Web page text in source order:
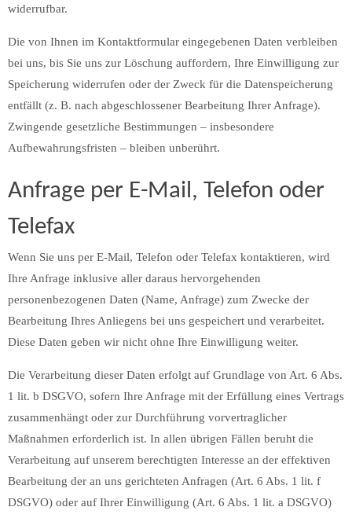
widerrufbar.
Die von Ihnen im Kontaktformular eingegebenen Daten verbleiben
bei uns, bis Sie uns zur Löschung auffordern, Ihre Einwilligung zur
Speicherung widerrufen oder der Zweck für die Datenspeicherung
entfällt (z. B. nach abgeschlossener Bearbeitung Ihrer Anfrage).
Zwingende gesetzliche Bestimmungen – insbesondere
Aufbewahrungsfristen – bleiben unberührt.
Anfrage per E-Mail, Telefon oder
Telefax
Wenn Sie uns per E-Mail, Telefon oder Telefax kontaktieren, wird
Ihre Anfrage inklusive aller daraus hervorgehenden
personenbezogenen Daten (Name, Anfrage) zum Zwecke der
Bearbeitung Ihres Anliegens bei uns gespeichert und verarbeitet.
Diese Daten geben wir nicht ohne Ihre Einwilligung weiter.
Die Verarbeitung dieser Daten erfolgt auf Grundlage von Art. 6 Abs.
1 lit. b DSGVO, sofern Ihre Anfrage mit der Erfüllung eines Vertrags
zusammenhängt oder zur Durchführung vorvertraglicher
Maßnahmen erforderlich ist. In allen übrigen Fällen beruht die
Verarbeitung auf unserem berechtigten Interesse an der effektiven
Bearbeitung der an uns gerichteten Anfragen (Art. 6 Abs. 1 lit. f
DSGVO) oder auf Ihrer Einwilligung (Art. 6 Abs. 1 lit. a DSGVO)